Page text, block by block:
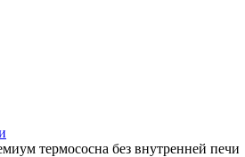
термососна без внутренней печи